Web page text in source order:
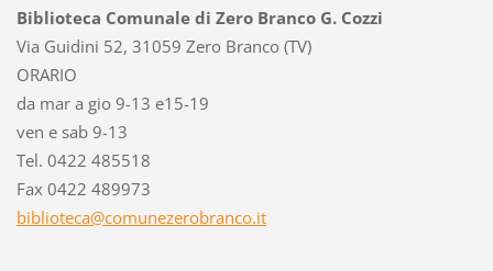
Biblioteca Comunale di Zero Branco G. Cozzi
Via Guidini 52, 31059 Zero Branco (TV)
ORARIO
da mar a gio 9-13 e15-19
ven e sab 9-13
Tel. 0422 485518
Fax 0422 489973
biblioteca@comunezerobranco.it